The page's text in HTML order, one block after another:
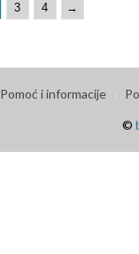
3 4 →
Pomoć i informacije
©